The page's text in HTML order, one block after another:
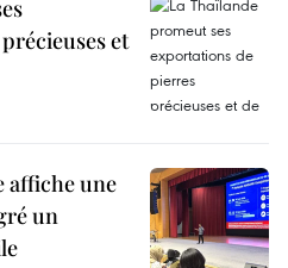
et
affiche une
un